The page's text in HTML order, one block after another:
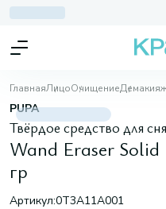
ГлавнаяЛицоОчищение
PUPA
Твёрдое средство для
Wand Eraser
гр
Артикул:0T3A11A001